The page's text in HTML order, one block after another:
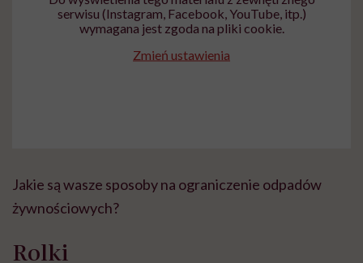
serwisu (Instagram, Facebook, YouTube, itp.)
wymagana jest zgoda na pliki cookie.
Zmień ustawienia
Jakie są wasze sposoby na ograniczenie odpadów
żywnościowych?
Rolki